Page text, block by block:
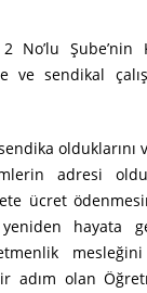
No’lu Şube’nin
ve sendikal
olduklarını
adresi
ücret
yeniden hayata
adım olan